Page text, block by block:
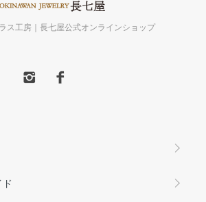
ス工房｜長七屋公式オンラインショップ